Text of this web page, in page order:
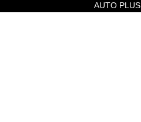
AUTO PLUS